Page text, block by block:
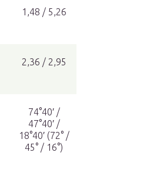
1,48 / 5,26
2,36 / 2,95
74°40′ /
47°40′ /
18°40′ (72° /
45° / 16°)